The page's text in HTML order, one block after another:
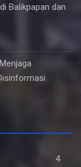
Balikpapan dan
4